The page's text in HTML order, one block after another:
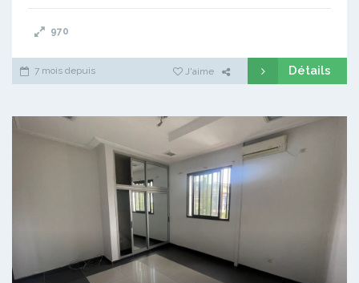
970
7 mois depuis J'aime Détails